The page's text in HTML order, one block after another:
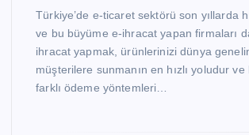
Türkiye’de e-ticaret sektörü son yıllarda
ve bu büyüme e-ihracat yapan firmaları
ihracat yapmak, ürünlerinizi dünya
müşterilere sunmanın en hızlı yoludur
farklı ödeme yöntemleri…